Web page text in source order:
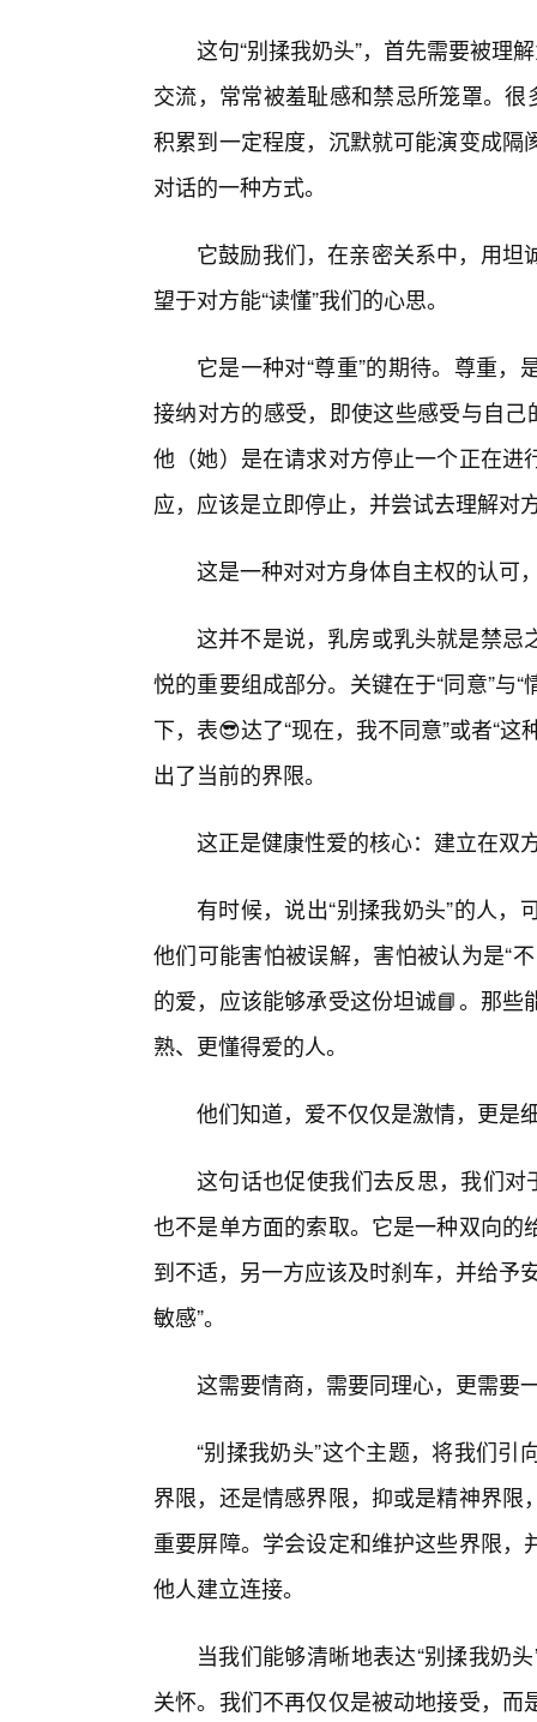
这句“别揉我奶头”，首先需要被理
交流，常常被羞耻感和禁忌所笼罩。
积累到一定程度，沉默就可能演变成
对话的一种方式。
它鼓励我们，在亲密关系中，用
望于对方能“读懂”我们的心思。
它是一种对“尊重”的期待。尊重
接纳对方的感受，即使这些感受与自
他（她）是在请求对方停止一个正在
应，应该是立即停止，并尝试去理解对
这是一种对对方身体自主权的认可
这并不是说，乳房或乳头就是禁忌
悦的重要组成部分。关键在于“同意”与
下，表😎达了“现在，我不同意”或者“
出了当前的界限。
这正是健康性爱的核心：建立在双
有时候，说出“别揉我奶头”的人
他们可能害怕被误解，害怕被认为是“
的爱，应该能够承受这份坦诚📘。那
熟、更懂得爱的人。
他们知道，爱不仅仅是激情，更是
这句话也促使我们去反思，我们对
也不是单方面的索取。它是一种双向
到不适，另一方应该及时刹车，并给予
敏感”。
这需要情商，需要同理心，更需要
“别揉我奶头”这个主题，将我们
界限，还是情感界限，抑或是精神界
重要屏障。学会设定和维护这些界限
他人建立连接。
当我们能够清晰地表达“别揉我奶
关怀。我们不再仅仅是被动地接受，